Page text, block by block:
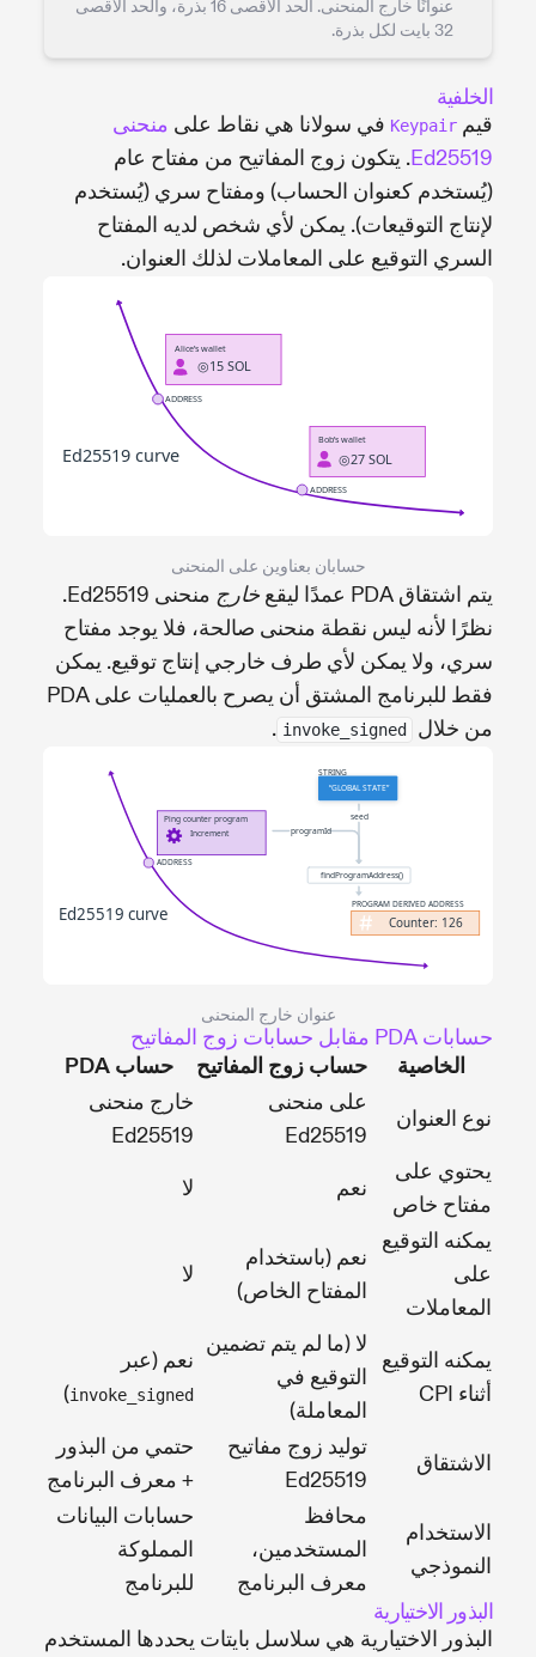
عنوانًا خارج المنحنى. الحد الأقصى 16 بذرة، والحد الأقصى
32 بايت لكل بذرة.
الخلفية
قيم Keypair في سولانا هي نقاط على منحنى
Ed25519. يتكون زوج المفاتيح من مفتاح عام
(يُستخدم كعنوان الحساب) ومفتاح سري (يُستخدم
لإنتاج التوقيعات). يمكن لأي شخص لديه المفتاح
السري التوقيع على المعاملات لذلك العنوان.
حسابان بعناوين على المنحنى
يتم اشتقاق PDA عمدًا ليقع خارج
منحنى Ed25519.
نظرًا لأنه ليس نقطة منحنى صالحة، فلا يوجد مفتاح
سري، ولا يمكن لأي طرف خارجي إنتاج توقيع. يمكن
فقط للبرنامج المشتق أن يصرح بالعمليات على PDA
من خلال
invoke_signed
.
عنوان خارج المنحنى
حسابات PDA مقابل حسابات زوج المفاتيح
الخاصية
حساب زوج المفاتيح
حساب PDA
نوع العنوان
على منحنى
Ed25519
خارج منحنى
Ed25519
يحتوي على
مفتاح خاص
نعم
لا
يمكنه التوقيع
على
المعاملات
نعم (باستخدام
المفتاح الخاص)
لا
يمكنه التوقيع
أثناء CPI
لا (ما لم يتم تضمين
التوقيع في
المعاملة)
نعم (عبر
invoke_signed
)
الاشتقاق
توليد زوج مفاتيح
Ed25519
حتمي من البذور
+ معرف البرنامج
الاستخدام
النموذجي
محافظ
المستخدمين،
معرف البرنامج
حسابات البيانات
المملوكة
للبرنامج
البذور الاختيارية
البذور الاختيارية هي سلاسل بايتات يحددها المستخدم